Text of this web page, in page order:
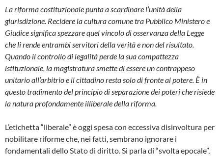
La riforma costituzionale punta a scardinare l’unità della
giurisdizione. Recidere la cultura comune tra Pubblico Ministero e
Giudice significa spezzare quel vincolo di osservanza della Legge
che li rende entrambi servitori della verità e non del risultato.
Quando il controllo di legalità perde la sua compattezza
istituzionale, la magistratura smette di essere un contrappeso
unitario all’arbitrio e il cittadino resta solo di fronte al potere. È in
questo tradimento del principio di separazione dei poteri che risiede
la natura profondamente illiberale della riforma.
L’etichetta “liberale” è oggi spesa con eccessiva disinvoltura per
nobilitare riforme che, nei fatti, sembrano ignorare i
fondamentali dello Stato di diritto. Si parla di “svolta epocale”,